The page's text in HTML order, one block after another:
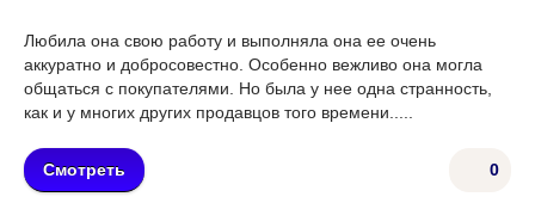
Любила она свою работу и выполняла она ее очень
аккуратно и добросовестно. Особенно вежливо она могла
общаться с покупателями. Но была у нее одна странность,
как и у многих других продавцов того времени.....
0
Смотреть